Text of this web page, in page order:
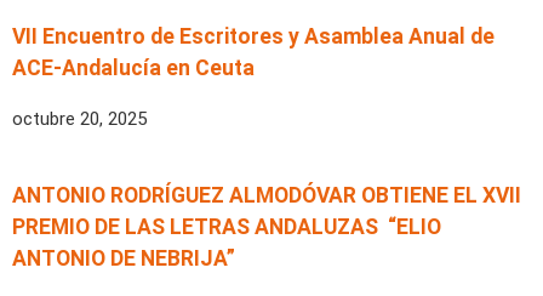
VII Encuentro de Escritores y Asamblea Anual de
ACE-Andalucía en Ceuta
octubre 20, 2025
ANTONIO RODRÍGUEZ ALMODÓVAR OBTIENE EL XVII
PREMIO DE LAS LETRAS ANDALUZAS “ELIO
ANTONIO DE NEBRIJA”